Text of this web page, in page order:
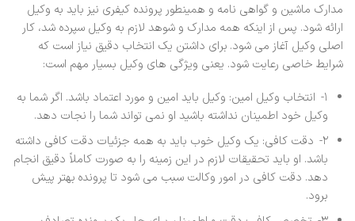
مدارک ماشین و گواهی نامه و همینطور پرونده کیفری نیز باید به وکیل
ارائه شود. پس از اینکه همه مدارک و شوهد لازم به وکیل سپرده شد، کار
اصلی وکیل آغاز می شود. برای داشتن یک انتخاب دقیق نیاز است که
شرایط خاصی رعایت شود. یعنی ویژگی های وکیل بسیار مهم است:
۱- انتخاب وکیل امین: وکیل باید امین و مورد اعتماد باشد. اگر شما به
وکیل خود اطمینان نداشته باشید او نمی تواند شما را نجات دهد.
۲- دقت کافی: یک وکیل خوب باید به همه جزئیات دقت کافی داشته
باشد. او باید تحقیقات لازم در این زمینه را به صورت کاملاً دقیق انجام
دهد. دقت کافی در امور وکالت سبب می شود تا پرونده بهتر پیش
برود.